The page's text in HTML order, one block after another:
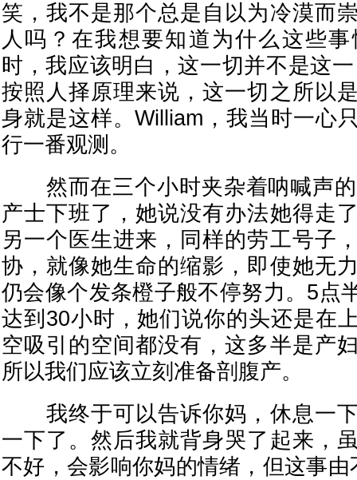
笑，我不是那个总是自以为冷漠而
人吗？在我想要知道为什么这些
时，我应该明白，这一切并不是这
按照人择原理来说，这一切之所以
身就是这样。William，我当时一心
行一番观测。
然而在三个小时夹杂着呐喊声的
产士下班了，她说没有办法她得走
另一个医生进来，同样的劳工号子
协，就像她生命的缩影，即使她无
仍会像个发条橙子般不停努力。5点
达到30小时，她们说你的头还是在
空吸引的空间都没有，这多半是产
所以我们应该立刻准备剖腹产。
我终于可以告诉你妈，休息一下
一下了。然后我就背身哭了起来，
不好，会影响你妈的情绪，但这事